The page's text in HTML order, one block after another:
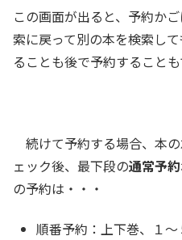
この画面が出ると、予約か
索に戻って別の本を検索し
ることも後で予約することも
続けて予約する場合、本
ェック後、最下段の通常予約
の予約は・・・
順番予約：上下巻、１